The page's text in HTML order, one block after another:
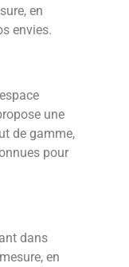
en
envies.
une
de gamme,
pour
dans
en